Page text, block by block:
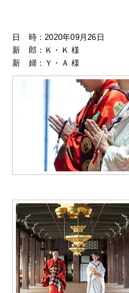
日 時：2020年09月26日
新 郎：Ｋ・Ｋ 様
新 婦：Ｙ・Ａ 様